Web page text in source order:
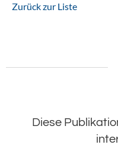
Zurück zur Liste
Diese